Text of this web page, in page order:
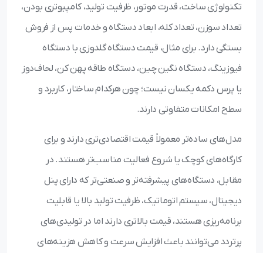
تکنولوژی ساخت، قدرت موتور، ظرفیت تولید، کامپیوتری بودن،
تعداد سوزن، تعداد کله، ابعاد دستگاه و خدمات پس از فروش
بستگی دارد. برای مثال، قیمت دستگاه گلدوزی با دستگاه
فیوزینگ، دستگاه نگین چین، دستگاه طاقه پهن کن، لحاف‌دوز
یا پرس دکمه یکسان نیست؛ چون هرکدام ساختار، کاربرد و
سطح امکانات متفاوتی دارند.
مدل‌های ساده‌تر معمولاً قیمت اقتصادی‌تری دارند و برای
کارگاه‌های کوچک یا شروع فعالیت مناسب‌تر هستند. در
مقابل، دستگاه‌های پیشرفته‌تر و صنعتی‌تر که دارای پنل
دیجیتال، سیستم اتوماتیک، ظرفیت تولید بالا یا قابلیت
برنامه‌ریزی هستند، قیمت بالاتری دارند اما در تولیدی‌های
پرتردد می‌توانند باعث افزایش سرعت و کاهش هزینه‌های